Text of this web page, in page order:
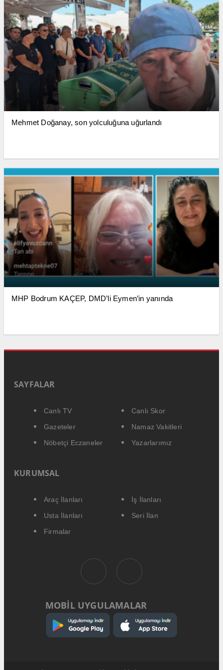
Mehmet Doğanay, son yolculuğuna uğurlandı
MHP Bodrum KAÇEP, DMD’li Eymen’in yanında
SAYFALAR
Canlı TV
Canlı Skor
Gazeteler
Namaz Vakitleri
Nöbetçi Eczaneler
Yazarlarımız
KURUMSAL
Araç İlanları
İş İlanları
Usta İlanları
Seri İlan
Firmalar
MOBİL UYGULAMALAR